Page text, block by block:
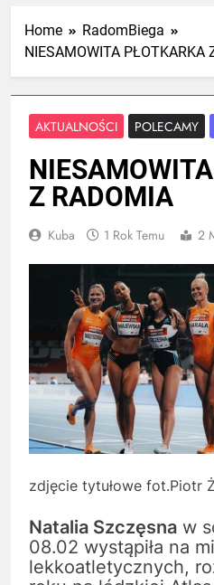
2 Tygodnie Temu
Krakowie
4 Tygodnie Temu
Home
RadomBiega
NIESAMOWITA PŁOTKARKA
AKTUALNOŚCI POLECAMY
Z RADOMIA
Kuba 1 Rok Temu 2
zdjęcie tytułowe fot.Piotr
Natalia Szczęsna w
08.02 wystąpiła na
lekkoatletycznych,